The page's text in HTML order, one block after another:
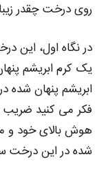
روی درخت چقدر
در نگاه اول، این
یک کرم ابریشم
ابریشم پنهان شده
فکر می‌ کنید ضریب
هوش بالای خود و
شده در این درخت سیب را در 5